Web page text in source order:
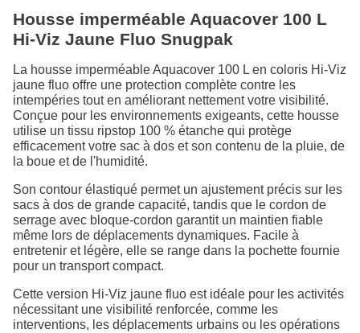
Housse imperméable Aquacover 100 L
Hi-Viz Jaune Fluo Snugpak
La housse imperméable Aquacover 100 L en coloris Hi-Viz
jaune fluo offre une protection complète contre les
intempéries tout en améliorant nettement votre visibilité.
Conçue pour les environnements exigeants, cette housse
utilise un tissu ripstop 100 % étanche qui protège
efficacement votre sac à dos et son contenu de la pluie, de
la boue et de l'humidité.
Son contour élastiqué permet un ajustement précis sur les
sacs à dos de grande capacité, tandis que le cordon de
serrage avec bloque-cordon garantit un maintien fiable
même lors de déplacements dynamiques. Facile à
entretenir et légère, elle se range dans la pochette fournie
pour un transport compact.
Cette version Hi-Viz jaune fluo est idéale pour les activités
nécessitant une visibilité renforcée, comme les
interventions, les déplacements urbains ou les opérations